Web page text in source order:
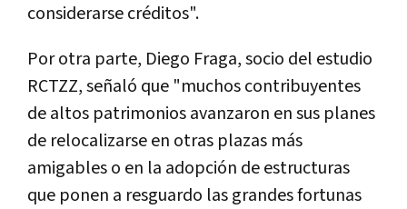
considerarse créditos".
Por otra parte, Diego Fraga, socio del estudio
RCTZZ, señaló que "muchos contribuyentes
de altos patrimonios avanzaron en sus planes
de relocalizarse en otras plazas más
amigables o en la adopción de estructuras
que ponen a resguardo las grandes fortunas